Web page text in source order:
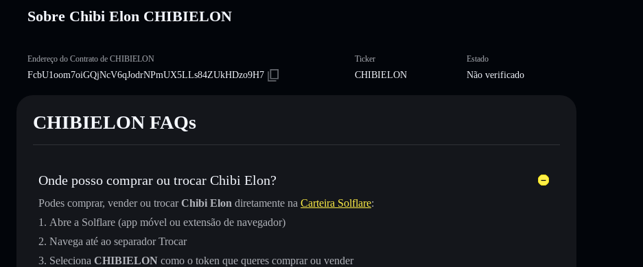
Sobre Chibi Elon CHIBIELON
Endereço do Contrato de CHIBIELON
FcbU1oom7oiGQjNcV6qJodrNPmUX5LLs84ZUkHDzo9H7
Ticker
CHIBIELON
Estado
Não verificado
CHIBIELON FAQs
Onde posso comprar ou trocar Chibi Elon?
Podes comprar, vender ou trocarChibi Elon diretamente na Carteira Solflare:
Abre a Solflare (app móvel ou extensão de navegador)
Navega até ao separador Trocar
Seleciona CHIBIELON como o token que queres comprar ou vender